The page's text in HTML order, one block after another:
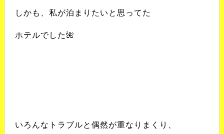
しかも、私が泊まりたいと思ってた
ホテルでした🌺
いろんなトラブルと偶然が重なりまくり、